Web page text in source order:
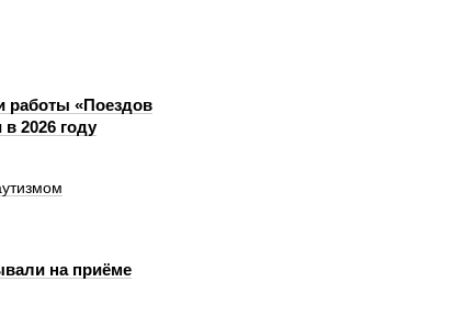
работы «Поездов
2026 году
на приёме